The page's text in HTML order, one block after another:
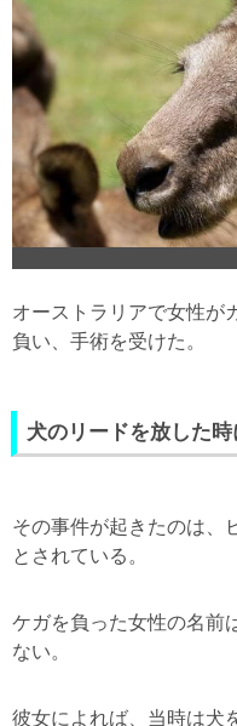
オーストラリアで女性が
負い、手術を受けた。
犬のリードを放した時
その事件が起きたのは、
とされている。
ケガを負った女性の名前
ない。
彼女によれば、当時は犬